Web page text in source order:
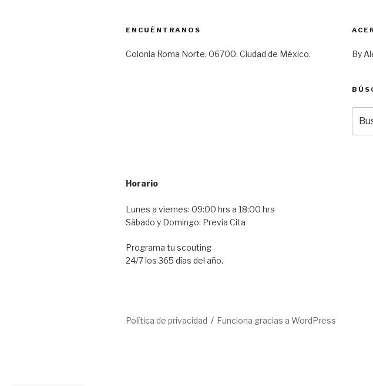
ENCUÉNTRANOS
Colonia Roma Norte, 06700, Ciudad de México.
Horario
Lunes a viernes: 09:00 hrs a 18:00 hrs
Sábado y Domingo: Previa Cita
Programa tu scouting
24/7 los 365 días del año.
By
por:
Política de privacidad Funciona gracias a WordPress